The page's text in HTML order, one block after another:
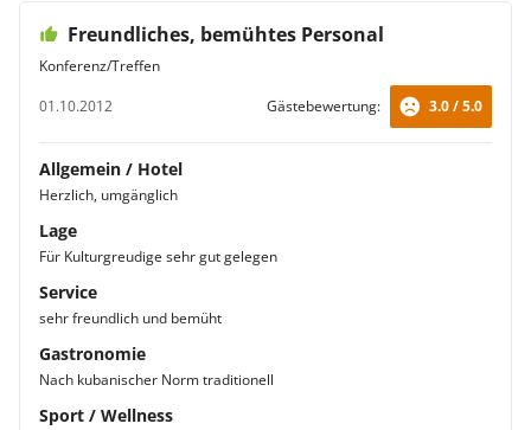
Freundliches, bemühtes Personal
Konferenz/Treffen
01.10.2012
Gästebewertung: 3.0 / 5.0
Allgemein / Hotel
Herzlich, umgänglich
Lage
Für Kulturgreudige sehr gut gelegen
Service
sehr freundlich und bemüht
Gastronomie
Nach kubanischer Norm traditionell
Sport / Wellness